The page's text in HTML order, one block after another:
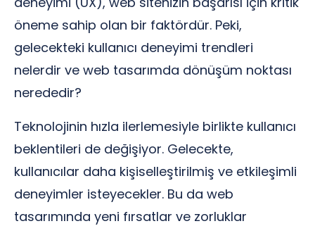
öneme sahip olan bir faktördür. Peki,
gelecekteki kullanıcı deneyimi trendleri
nelerdir ve web tasarımda dönüşüm noktası
nerededir?
Teknolojinin hızla ilerlemesiyle birlikte kullanıcı
beklentileri de değişiyor. Gelecekte,
kullanıcılar daha kişiselleştirilmiş ve etkileşimli
deneyimler isteyecekler. Bu da web
tasarımında yeni fırsatlar ve zorluklar